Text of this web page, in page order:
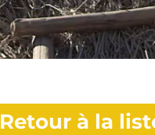
Retour à la